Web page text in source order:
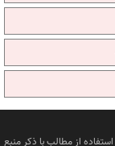
از مطالب با ذکر منبع